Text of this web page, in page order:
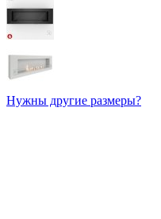
Нужны другие размеры?